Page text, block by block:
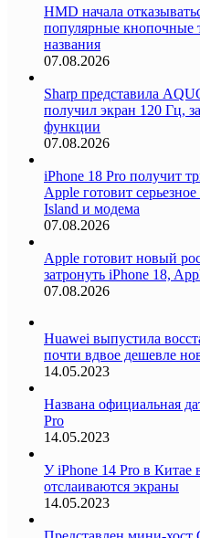
HMD начала
популярные кнопочные
названия
07.08.2026
Sharp представила
получил экран 120 Гц,
функции
07.08.2026
iPhone 18 Pro получит
Apple готовит
Island и модема
07.08.2026
Apple готовит новый
затронуть iPhone 18,
07.08.2026
Huawei выпустила
почти вдвое дешевле
14.05.2023
Названа официальная
Pro
14.05.2023
У iPhone 14 Pro в Китае
отслаиваются экраны
14.05.2023